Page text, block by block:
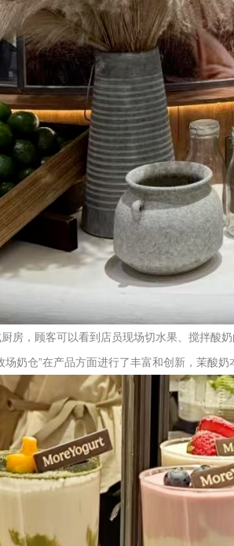
房，顾客可以看到店员现场切水果、搅拌酸
场奶仓”在产品方面进行了丰富和创新，茉酸